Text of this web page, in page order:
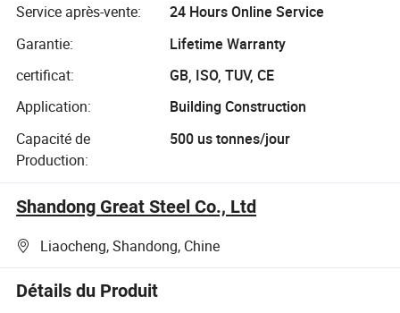
Service après-vente:
24 Hours Online Service
Garantie:
Lifetime Warranty
certificat:
GB, ISO, TUV, CE
Application:
Building Construction
Capacité de
Production:
500 us tonnes/jour
Shandong Great Steel Co., Ltd
Liaocheng, Shandong, Chine
Détails du Produit